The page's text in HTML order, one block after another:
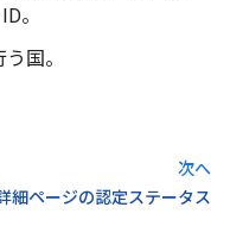
。
国。
次へ
細ページの認定ステータス